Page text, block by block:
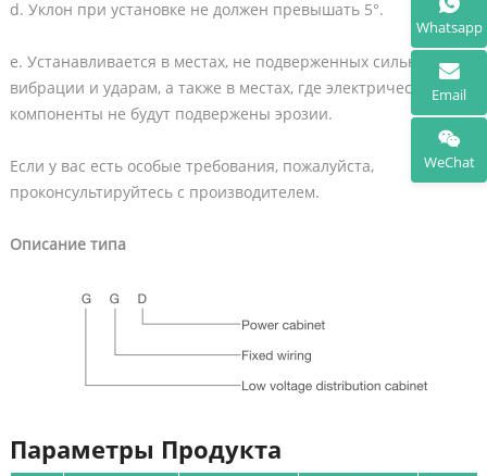
d. Уклон при установке не должен превышать 5°.
e. Устанавливается в местах, не подверженных сильной
вибрации и ударам, а также в местах, где электрические
компоненты не будут подвержены эрозии.
Если у вас есть особые требования, пожалуйста,
проконсультируйтесь с производителем.
Описание типа
Параметры Продукта
Whatsapp
Email
WeChat